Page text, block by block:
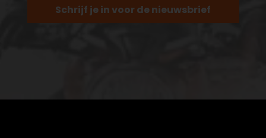
Schrijf je in voor de nieuwsbrief